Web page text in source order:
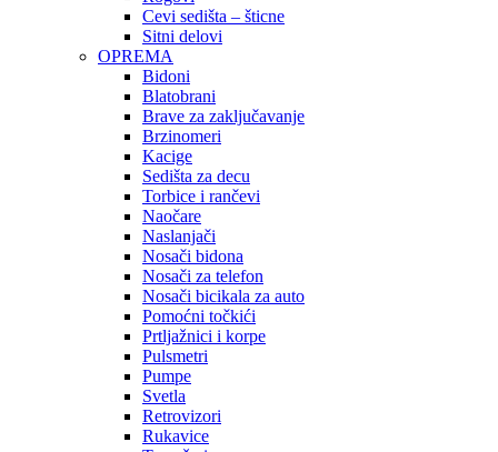
Cevi sedišta – šticne
Sitni delovi
OPREMA
Bidoni
Blatobrani
Brave za zaključavanje
Brzinomeri
Kacige
Sedišta za decu
Torbice i rančevi
Naočare
Naslanjači
Nosači bidona
Nosači za telefon
Nosači bicikala za auto
Pomoćni točkići
Prtljažnici i korpe
Pulsmetri
Pumpe
Svetla
Retrovizori
Rukavice